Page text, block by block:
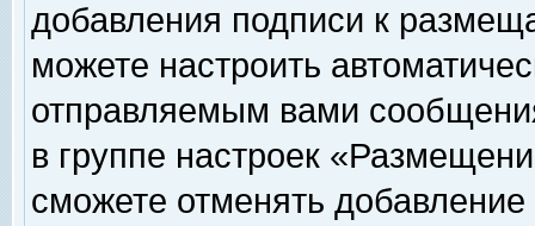
добавления подписи к
можете настроить
отправляемым вами
в группе настроек
сможете отменять